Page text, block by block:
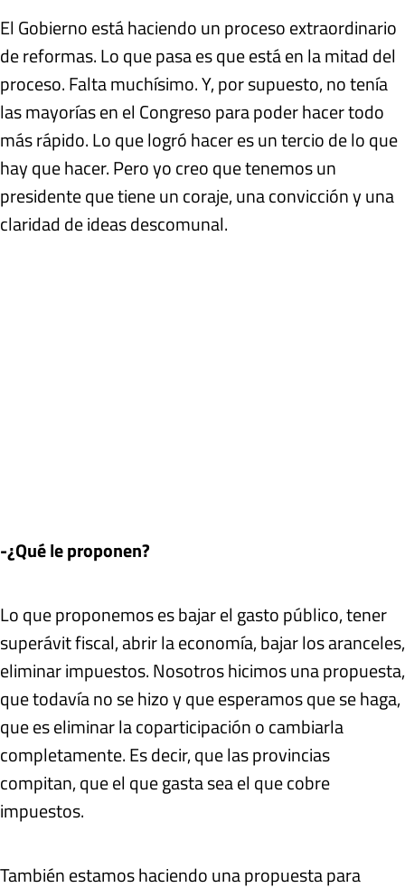
El Gobierno está haciendo un proceso extraordinario
de reformas. Lo que pasa es que está en la mitad del
proceso. Falta muchísimo. Y, por supuesto, no tenía
las mayorías en el Congreso para poder hacer todo
más rápido. Lo que logró hacer es un tercio de lo que
hay que hacer. Pero yo creo que tenemos un
presidente que tiene un coraje, una convicción y una
claridad de ideas descomunal.
-¿Qué le proponen?
Lo que proponemos es bajar el gasto público, tener
superávit fiscal, abrir la economía, bajar los aranceles,
eliminar impuestos. Nosotros hicimos una propuesta,
que todavía no se hizo y que esperamos que se haga,
que es eliminar la coparticipación o cambiarla
completamente. Es decir, que las provincias
compitan, que el que gasta sea el que cobre
impuestos.
También estamos haciendo una propuesta para